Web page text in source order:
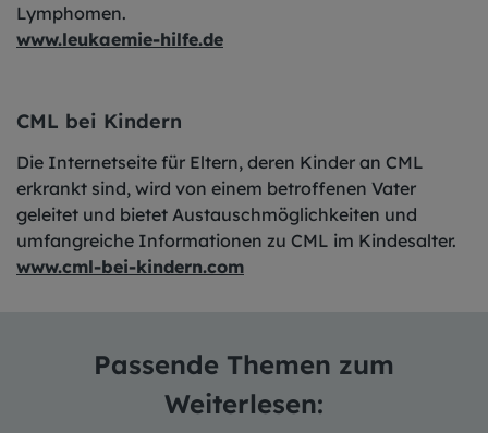
Lymphomen.
www.leukaemie-hilfe.de
CML bei Kindern
Die Internetseite für Eltern, deren Kinder an CML
erkrankt sind, wird von einem betroffenen Vater
geleitet und bietet Austauschmöglichkeiten und
umfangreiche Informationen zu CML im Kindesalter.
www.cml-bei-kindern.com
Passende Themen zum
Weiterlesen: